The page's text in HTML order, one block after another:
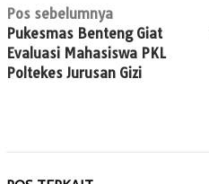
Navigasi
pos
Pos sebelumnya
Pukesmas Benteng Giat
Evaluasi Mahasiswa PKL
Poltekes Jurusan Gizi